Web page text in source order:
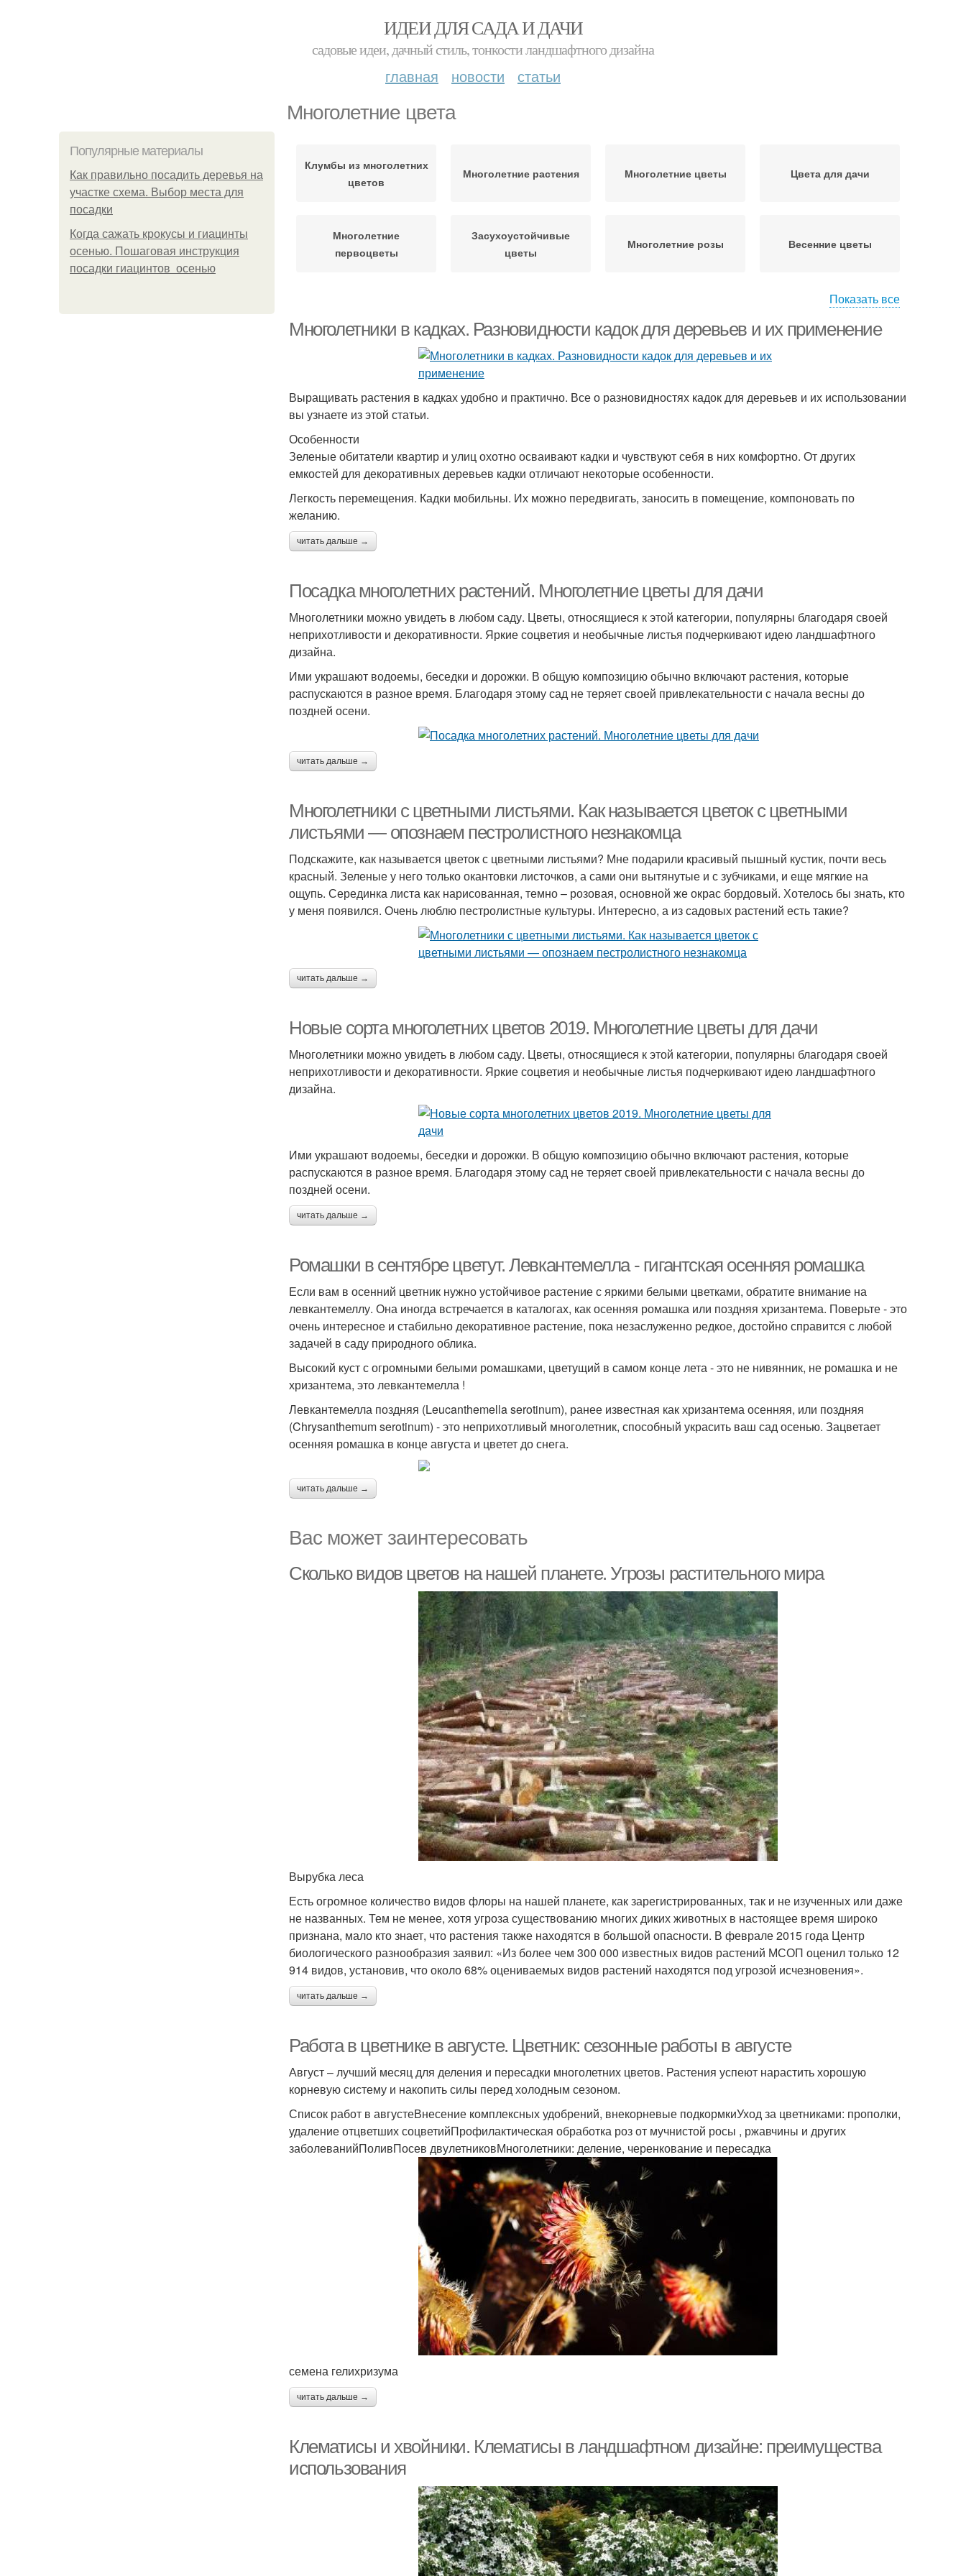
ИДЕИ ДЛЯ САДА И ДАЧИ
садовые идеи, дачный стиль, тонкости ландшафтного дизайна
главная новости статьи
Многолетние цвета
Популярные материалы
Как правильно посадить деревья на
участке схема. Выбор места для
посадки
Когда сажать крокусы и гиацинты
осенью. Пошаговая инструкция
посадки гиацинтов осенью
Клумбы из многолетних
цветов
Многолетние растения Многолетние цветы Цвета для дачи
Многолетние
первоцветы
Засухоустойчивые
цветы
Многолетние розы Весенние цветы
фиолетовыми цветами
Цвета с сиреневыми
цветами
Показать все
Многолетники в кадках. Разновидности кадок для деревьев и их применение
Выращивать растения в кадках удобно и практично. Все о разновидностях кадок для деревьев и их использовании
вы узнаете из этой статьи.
Особенности
Зеленые обитатели квартир и улиц охотно осваивают кадки и чувствуют себя в них комфортно. От других
емкостей для декоративных деревьев кадки отличают некоторые особенности.
Легкость перемещения. Кадки мобильны. Их можно передвигать, заносить в помещение, компоновать по
желанию.
читать дальше →
Посадка многолетних растений. Многолетние цветы для дачи
Многолетники можно увидеть в любом саду. Цветы, относящиеся к этой категории, популярны благодаря своей
неприхотливости и декоративности. Яркие соцветия и необычные листья подчеркивают идею ландшафтного
дизайна.
Ими украшают водоемы, беседки и дорожки. В общую композицию обычно включают растения, которые
распускаются в разное время. Благодаря этому сад не теряет своей привлекательности с начала весны до
поздней осени.
читать дальше →
Многолетники с цветными листьями. Как называется цветок с цветными
листьями — опознаем пестролистного незнакомца
Подскажите, как называется цветок с цветными листьями? Мне подарили красивый пышный кустик, почти весь
красный. Зеленые у него только окантовки листочков, а сами они вытянутые и с зубчиками, и еще мягкие на
ощупь. Серединка листа как нарисованная, темно – розовая, основной же окрас бордовый. Хотелось бы знать, кто
у меня появился. Очень люблю пестролистные культуры. Интересно, а из садовых растений есть такие?
читать дальше →
Новые сорта многолетних цветов 2019. Многолетние цветы для дачи
Многолетники можно увидеть в любом саду. Цветы, относящиеся к этой категории, популярны благодаря своей
неприхотливости и декоративности. Яркие соцветия и необычные листья подчеркивают идею ландшафтного
дизайна.
Ими украшают водоемы, беседки и дорожки. В общую композицию обычно включают растения, которые
распускаются в разное время. Благодаря этому сад не теряет своей привлекательности с начала весны до
поздней осени.
читать дальше →
Ромашки в сентябре цветут. Левкантемелла - гигантская осенняя ромашка
Если вам в осенний цветник нужно устойчивое растение с яркими белыми цветками, обратите внимание на
левкантемеллу. Она иногда встречается в каталогах, как осенняя ромашка или поздняя хризантема. Поверьте - это
очень интересное и стабильно декоративное растение, пока незаслуженно редкое, достойно справится с любой
задачей в саду природного облика.
Высокий куст с огромными белыми ромашками, цветущий в самом конце лета - это не нивянник, не ромашка и не
хризантема, это левкантемелла !
Левкантемелла поздняя (Leucanthemella serotinum), ранее известная как хризантема осенняя, или поздняя
(Chrysanthemum serotinum) - это неприхотливый многолетник, способный украсить ваш сад осенью. Зацветает
осенняя ромашка в конце августа и цветет до снега.
читать дальше →
Вас может заинтересовать
Сколько видов цветов на нашей планете. Угрозы растительного мира
Вырубка леса
Есть огромное количество видов флоры на нашей планете, как зарегистрированных, так и не изученных или даже
не названных. Тем не менее, хотя угроза существованию многих диких животных в настоящее время широко
признана, мало кто знает, что растения также находятся в большой опасности. В феврале 2015 года Центр
биологического разнообразия заявил: «Из более чем 300 000 известных видов растений МСОП оценил только 12
914 видов, установив, что около 68% оцениваемых видов растений находятся под угрозой исчезновения».
читать дальше →
Работа в цветнике в августе. Цветник: сезонные работы в августе
Август – лучший месяц для деления и пересадки многолетних цветов. Растения успеют нарастить хорошую
корневую систему и накопить силы перед холодным сезоном.
Список работ в августеВнесение комплексных удобрений, внекорневые подкормкиУход за цветниками: прополки,
удаление отцветших соцветийПрофилактическая обработка роз от мучнистой росы , ржавчины и других
заболеванийПоливПосев двулетниковМноголетники: деление, черенкование и пересадка
семена гелихризума
читать дальше →
Клематисы и хвойники. Клематисы в ландшафтном дизайне: преимущества
использования